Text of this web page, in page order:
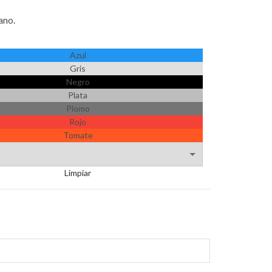
Azul
Gris
Negro
Plata
Plomo
Rojo
Tomate
Limpiar